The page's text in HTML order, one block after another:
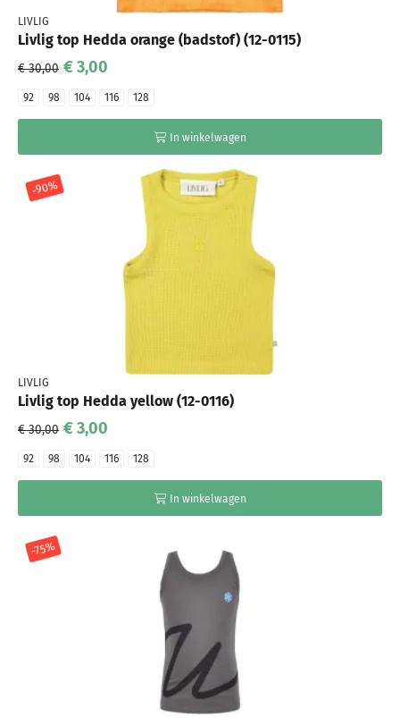
LIVLIG
Livlig top Hedda orange (badstof) (12-0115)
€ 30,00 € 3,00
92 98 104 116 128
In winkelwagen
-90%
LIVLIG
Livlig top Hedda yellow (12-0116)
€ 30,00 € 3,00
92 98 104 116 128
In winkelwagen
-75%